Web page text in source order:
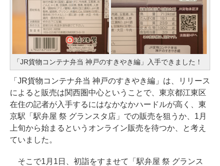
「JR貨物コンテナ弁当 神戸のすきやき編」入手できました！
「JR貨物コンテナ弁当 神戸のすきやき編」は、リリース
によると販売は関西圏中心ということで、東京都江東区
在住の記者が入手するにはなかなかハードルが高く、東
京駅「駅弁屋 祭 グランスタ店」での販売を狙うか、1月
上旬から始まるというオンライン販売を待つか、と考え
ていました。
そこで1月1日、初詣をすませて「駅弁屋 祭 グランス